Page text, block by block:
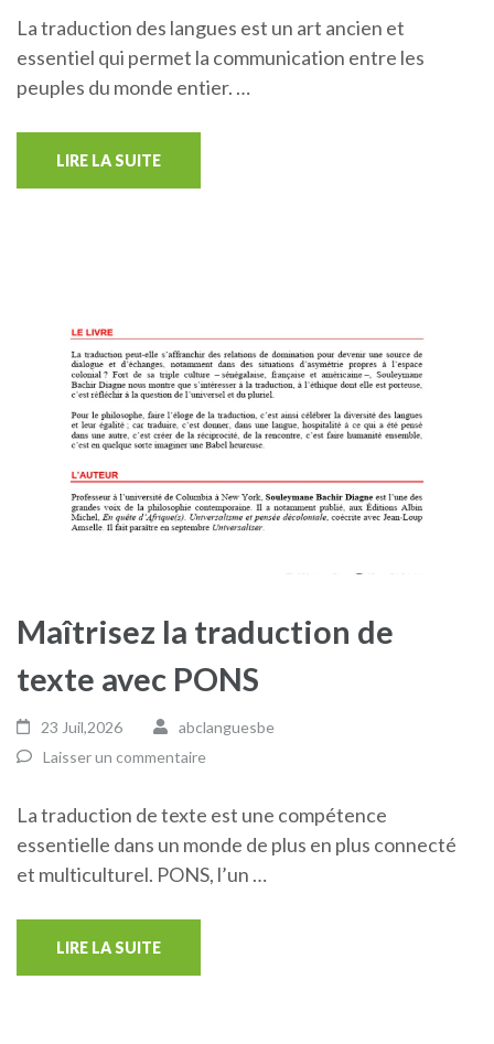
La traduction des langues est un art ancien et
essentiel qui permet la communication entre les
peuples du monde entier. …
LIRE LA SUITE
Maîtrisez la traduction de
texte avec PONS
23 Juil,2026
abclanguesbe
Laisser un commentaire
La traduction de texte est une compétence
essentielle dans un monde de plus en plus connecté
et multiculturel. PONS, l’un …
LIRE LA SUITE